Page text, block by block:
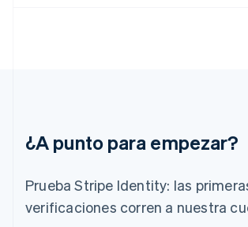
¿A punto para empezar?
Prueba Stripe Identity: las
verificaciones corren a nuestra
Letonia
English
DeutschEnglish
Lituania